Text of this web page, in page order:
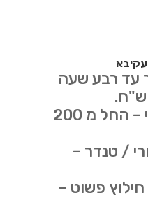
עקיבא
עד רבע שעה
מחיר חילוץ רכב פרטי – החל מ 200
/ טנדר –
פשוט –